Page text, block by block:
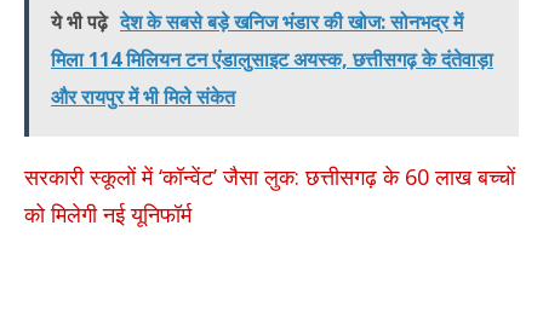
ये भी पढ़े देश के सबसे बड़े खनिज भंडार की खोज: सोनभद्र में
मिला 114 मिलियन टन एंडालुसाइट अयस्क, छत्तीसगढ़ के दंतेवाड़ा
और रायपुर में भी मिले संकेत
सरकारी स्कूलों में ‘कॉन्वेंट’ जैसा लुक: छत्तीसगढ़ के 60 लाख बच्चों
को मिलेगी नई यूनिफॉर्म